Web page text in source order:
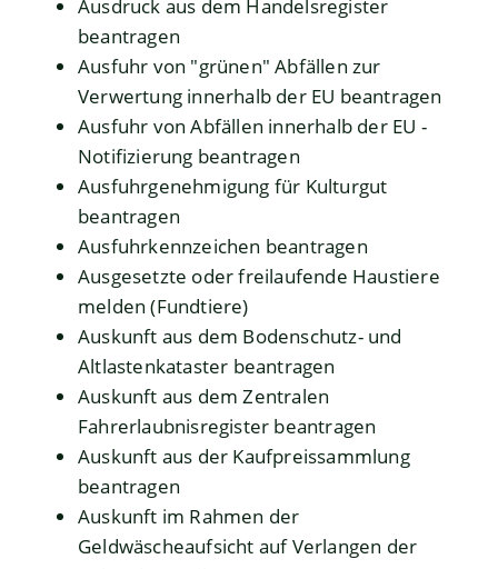
Ausdruck aus dem Handelsregister
beantragen
Ausfuhr von "grünen" Abfällen zur
Verwertung innerhalb der EU beantragen
Ausfuhr von Abfällen innerhalb der EU -
Notifizierung beantragen
Ausfuhrgenehmigung für Kulturgut
beantragen
Ausfuhrkennzeichen beantragen
Ausgesetzte oder freilaufende Haustiere
melden (Fundtiere)
Auskunft aus dem Bodenschutz- und
Altlastenkataster beantragen
Auskunft aus dem Zentralen
Fahrerlaubnisregister beantragen
Auskunft aus der Kaufpreissammlung
beantragen
Auskunft im Rahmen der
Geldwäscheaufsicht auf Verlangen der